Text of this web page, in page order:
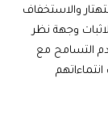
والاستخفاف
لاثبات وجهة نظر
التسامح مع